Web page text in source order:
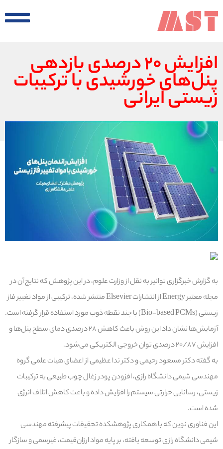
افزایش ۲۰ درصدی بازدهی
پنل‌های خورشیدی با ترکیبات
زیستی ایرانی
به گزارش خبرگزاری توانیر به نقل از وزارت علوم، در این پژوهش که نتایج آن در
مجله معتبر Energy از انتشارات Elsevier منتشر شده، ترکیبی از مواد تغییر فاز
زیستی (Bio-based PCMs) با چند نقطه ذوب مورد استفاده قرار گرفته است.
آزمایش‌ها نشان داد این روش باعث کاهش ۲۸ درصدی دمای سطح پنل‌ها و
افزایش ۲۰/۸۷ درصدی توان خروجی الکتریکی می‌شود.
به گفته دکتر مسعود رحیمی و دکتر ندا عظیمی از اعضای هیات علمی گروه
مهندسی شیمی دانشگاه رازی، افزودن پودر زغال چوب طبیعی به ترکیبات
زیستی، رسانایی حرارتی سیستم را افزایش داده و باعث کاهش اتلاف انرژی
شده است.
این فناوری نوین که با همکاری پژوهشکده تحقیقات پیشرفته مهندسی
شیمی دانشگاه رازی توسعه یافته، بر پایه مواد ارزان‌قیمت، غیرسمی و سازگار